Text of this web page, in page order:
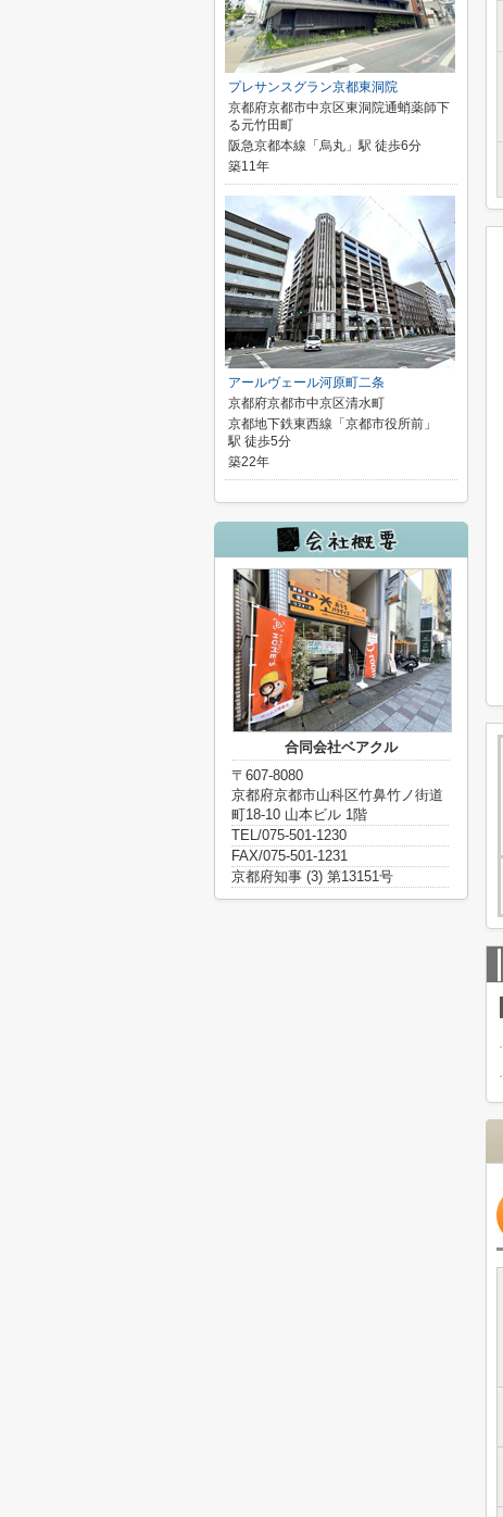
プレサンスグラン京都東洞院
京都府京都市中京区東洞院通蛸薬師下
る元竹田町
阪急京都本線「烏丸」駅 徒歩6分
築11年
アールヴェール河原町二条
京都府京都市中京区清水町
京都地下鉄東西線「京都市役所前」
駅 徒歩5分
築22年
合同会社ベアクル
〒607-8080
京都府京都市山科区竹鼻竹ノ街道
町18-10 山本ビル 1階
TEL/075-501-1230
FAX/075-501-1231
京都府知事 (3) 第13151号